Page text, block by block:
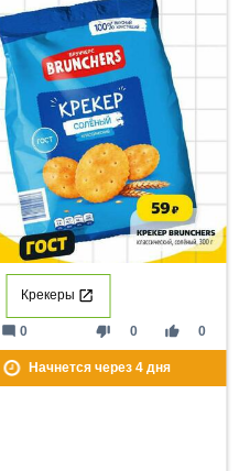
Крекеры
thumb_down 0 thumb_up 0
mode_comment 0
Начнется через 4дня